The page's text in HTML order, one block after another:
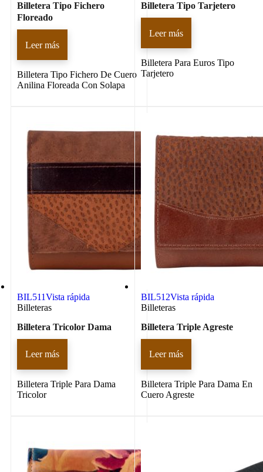
Billetera Tipo Fichero
Floreado
Leer más
Billetera Tipo Fichero De Cuero
Anilina Floreada Con Solapa
Billetera Tipo Tarjetero
Leer más
Billetera Para Euros Tipo
Tarjetero
BIL511Vista rápida
Billeteras
Billetera Tricolor Dama
Leer más
Billetera Triple Para Dama
Tricolor
BIL512Vista rápida
Billeteras
Billetera Triple Agreste
Leer más
Billetera Triple Para Dama En
Cuero Agreste